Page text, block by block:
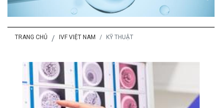
TRANG CHỦ IVF VIỆT NAM KỸ THUẬT